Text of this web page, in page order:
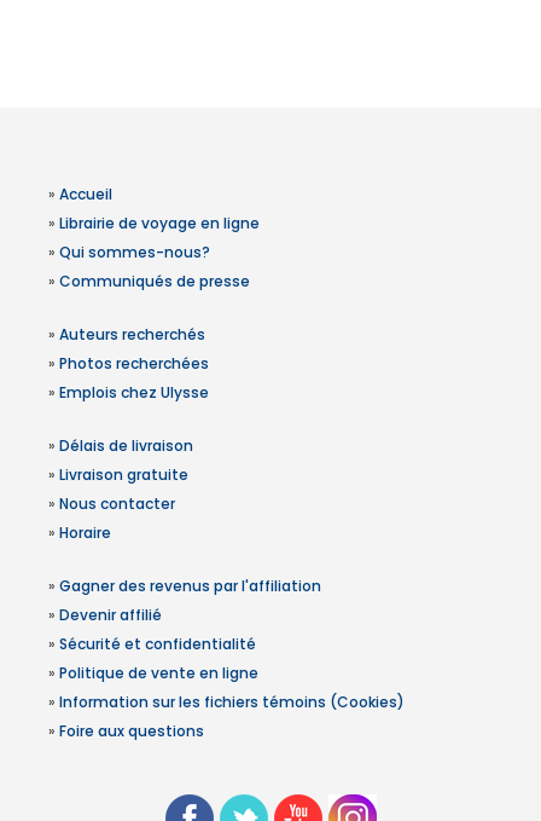
» Accueil
» Librairie de voyage en ligne
» Qui sommes-nous?
» Communiqués de presse
» Auteurs recherchés
» Photos recherchées
» Emplois chez Ulysse
» Délais de livraison
» Livraison gratuite
» Nous contacter
» Horaire
» Gagner des revenus par l'affiliation
» Devenir affilié
» Sécurité et confidentialité
» Politique de vente en ligne
» Information sur les fichiers témoins (Cookies)
» Foire aux questions